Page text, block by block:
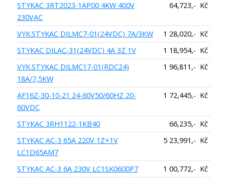
STYKAC 3RT2023-1AP00 4KW 400V
230VAC
64,723,- Kč
VYK.STYKAC DILMC7-01(24VDC) 7A/3KW
1 28,020,- Kč
STYKAC DILAC-31(24VDC) 4A 3Z 1V
1 18,954,- Kč
VYK.STYKAC DILMC17-01(RDC24)
18A/7,5KW
1 96,811,- Kč
AF16Z-30-10-21 24-60V50/60HZ 20-
60VDC
1 72,445,- Kč
STYKAC 3RH1122-1KB40
66,235,- Kč
STYKAC AC-3 65A 220V 1Z+1V
LC1D65AM7
5 23,991,- Kč
STYKAC AC-3 6A 230V LC1SK0600P7
1 00,772,- Kč